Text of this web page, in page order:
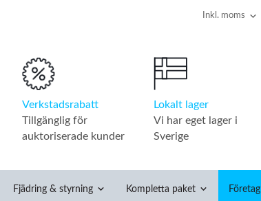
Verkstadsrabatt
Tillgänglig för
auktoriserade kunder
Lokalt lager
Vi har eget lager i
Sverige
Fjädring & styrning Kompletta paket Företag